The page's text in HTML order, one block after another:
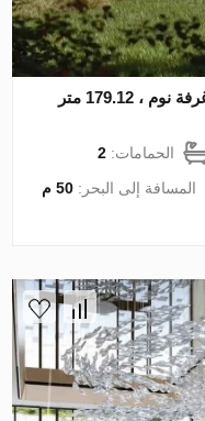
شقة في Al Raha Beach، أبو ظبي 2 غرفة نوم ، 179.12 متر
الحمامات:2
المسافة إلى البحر:50 م